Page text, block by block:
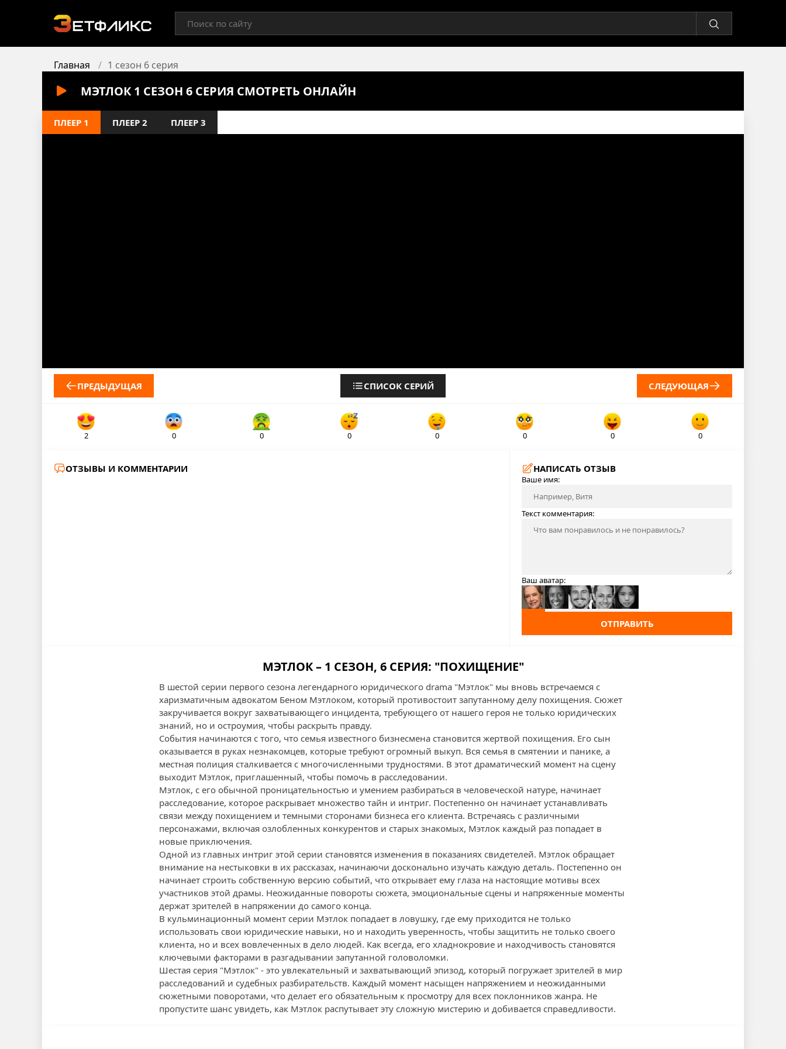
Главная 1 сезон 6 серия
МЭТЛОК 1 СЕЗОН 6 СЕРИЯ СМОТРЕТЬ ОНЛАЙН
ПЛЕЕР 1 ПЛЕЕР 2 ПЛЕЕР 3
ПРЕДЫДУЩАЯ СПИСОК СЕРИЙ СЛЕДУЮЩАЯ
2 0 0 0 0 0 0 0
ОТЗЫВЫ И КОММЕНТАРИИ НАПИСАТЬ ОТЗЫВ
Ваше имя:
Текст комментария:
Ваш аватар:
ОТПРАВИТЬ
МЭТЛОК – 1 СЕЗОН, 6 СЕРИЯ: "ПОХИЩЕНИЕ"
В шестой серии первого сезона легендарного юридического drama "Мэтлок" мы вновь встречаемся с
харизматичным адвокатом Беном Мэтлоком, который противостоит запутанному делу похищения. Сюжет
закручивается вокруг захватывающего инцидента, требующего от нашего героя не только юридических
знаний, но и остроумия, чтобы раскрыть правду.
События начинаются с того, что семья известного бизнесмена становится жертвой похищения. Его сын
оказывается в руках незнакомцев, которые требуют огромный выкуп. Вся семья в смятении и панике, а
местная полиция сталкивается с многочисленными трудностями. В этот драматический момент на сцену
выходит Мэтлок, приглашенный, чтобы помочь в расследовании.
Мэтлок, с его обычной проницательностью и умением разбираться в человеческой натуре, начинает
расследование, которое раскрывает множество тайн и интриг. Постепенно он начинает устанавливать
связи между похищением и темными сторонами бизнеса его клиента. Встречаясь с различными
персонажами, включая озлобленных конкурентов и старых знакомых, Мэтлок каждый раз попадает в
новые приключения.
Одной из главных интриг этой серии становятся изменения в показаниях свидетелей. Мэтлок обращает
внимание на нестыковки в их рассказах, начинаючи досконально изучать каждую деталь. Постепенно он
начинает строить собственную версию событий, что открывает ему глаза на настоящие мотивы всех
участников этой драмы. Неожиданные повороты сюжета, эмоциональные сцены и напряженные моменты
держат зрителей в напряжении до самого конца.
В кульминационный момент серии Мэтлок попадает в ловушку, где ему приходится не только
использовать свои юридические навыки, но и находить уверенность, чтобы защитить не только своего
клиента, но и всех вовлеченных в дело людей. Как всегда, его хладнокровие и находчивость становятся
ключевыми факторами в разгадывании запутанной головоломки.
Шестая серия "Мэтлок" - это увлекательный и захватывающий эпизод, который погружает зрителей в мир
расследований и судебных разбирательств. Каждый момент насыщен напряжением и неожиданными
сюжетными поворотами, что делает его обязательным к просмотру для всех поклонников жанра. Не
пропустите шанс увидеть, как Мэтлок распутывает эту сложную мистерию и добивается справедливости.